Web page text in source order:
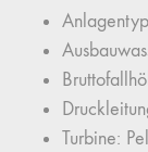
Turbine: